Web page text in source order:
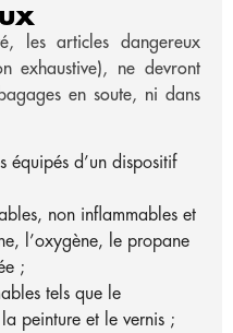
les articles dangereux
exhaustive), ne devront
en soute, ni dans
équipés d’un dispositif
non inflammables et
l’oxygène, le propane
;
tels que le
peinture et le vernis ;